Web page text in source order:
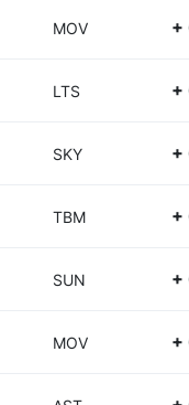
MOV +
LTS +
SKY +
TBM +
SUN +
MOV +